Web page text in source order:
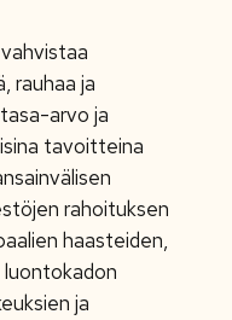
rauhaa ja
arvo ja
tavoitteina
rahoituksen
haasteiden,
ja